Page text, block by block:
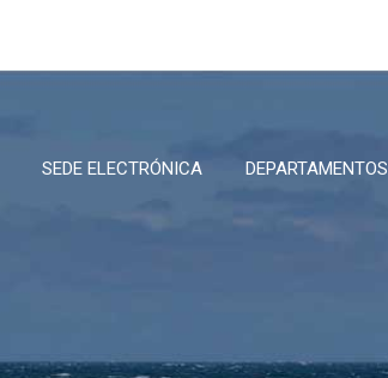
SEDE ELECTRÓNICA DEPARTAMENTOS